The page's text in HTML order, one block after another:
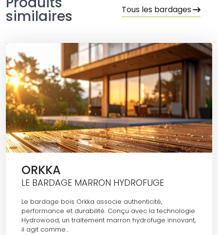
similaires Tous les bardages
ORKKA
LE BARDAGE MARRON HYDROFUGE
Le bardage bois Orkka associe authenticité,
performance et durabilité. Conçu avec la technologie
Hydrowood, un traitement marron hydrofuge innovant,
il agit comme…